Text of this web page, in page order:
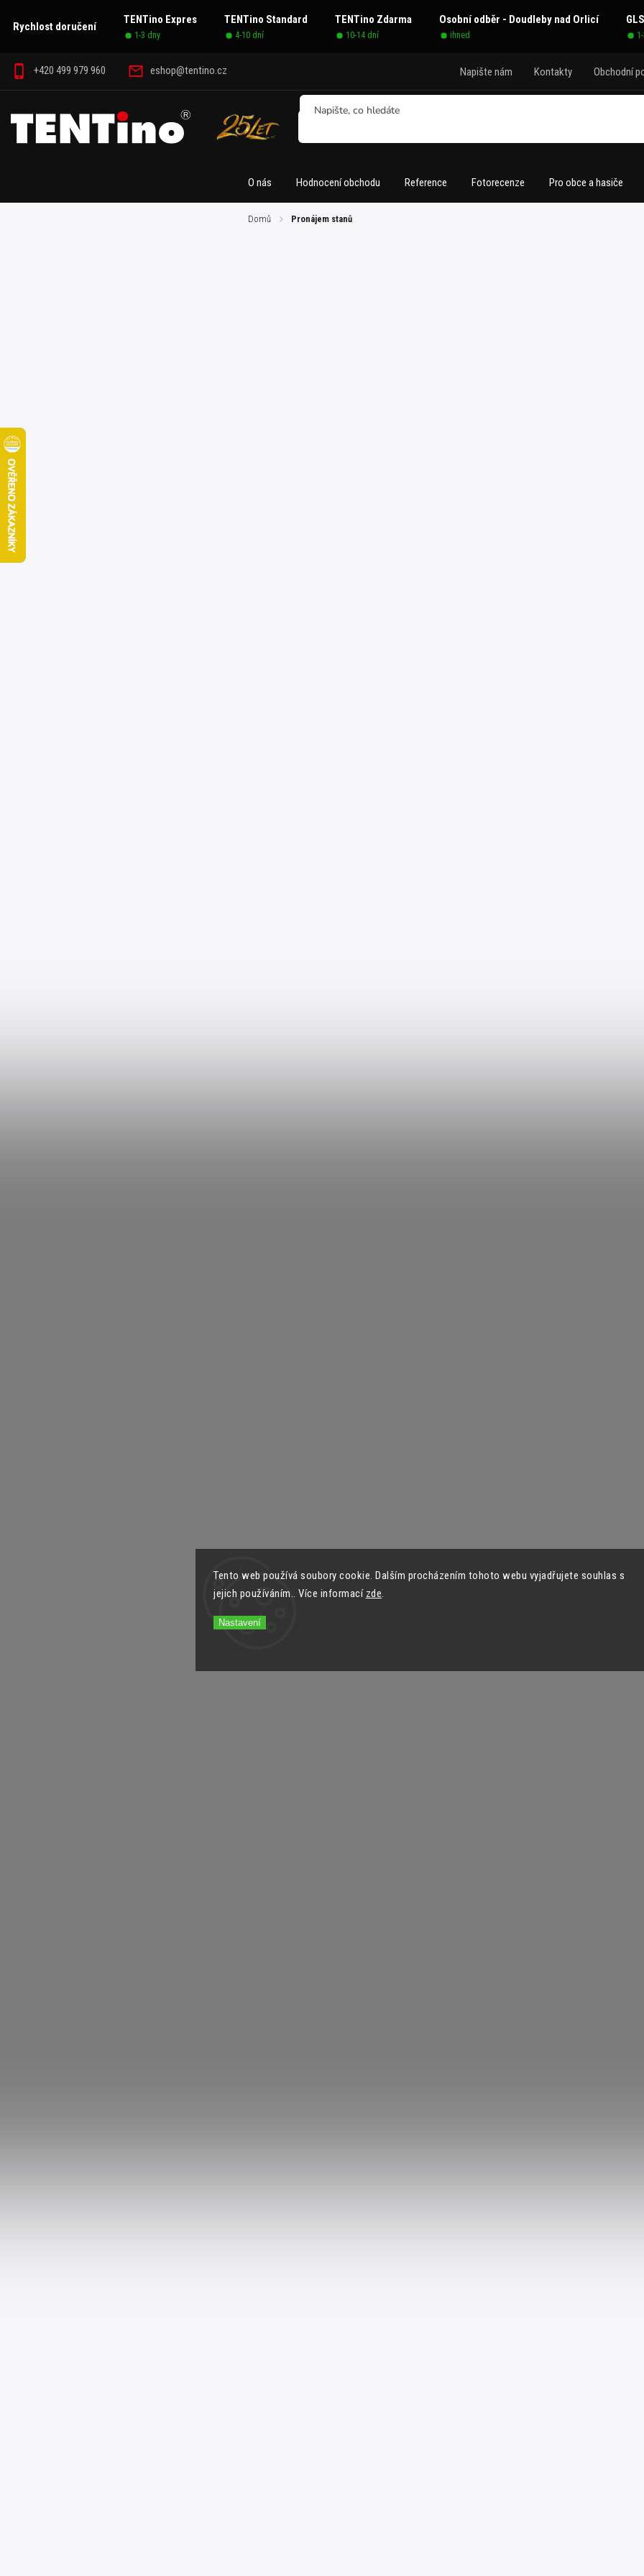
Tento web používá soubory cookie. Dalším procházením tohoto webu vyjadřujete souhlas s
jejich používáním.. Více informací zde.
Nastavení
Rychlost doručení
TENTino Expres TENTino Standard TENTino Zdarma Osobní odběr - Doudleby nad Orlicí
1-3 dny 4-10 dní 10-14 dní ihned
+420 499 979 960 eshop@tentino.cz Napište nám Kontakty Obchodní
O nás Hodnocení obchodu Reference Fotorecenze Pro obce a hasiče
Domů / Pronájem stanů